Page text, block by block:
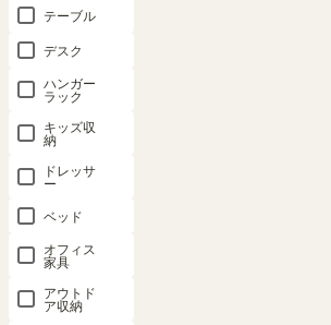
テーブル
デスク
ハンガー
ラック
キッズ収
納
ドレッサ
ー
ベッド
オフィス
家具
アウトド
ア収納